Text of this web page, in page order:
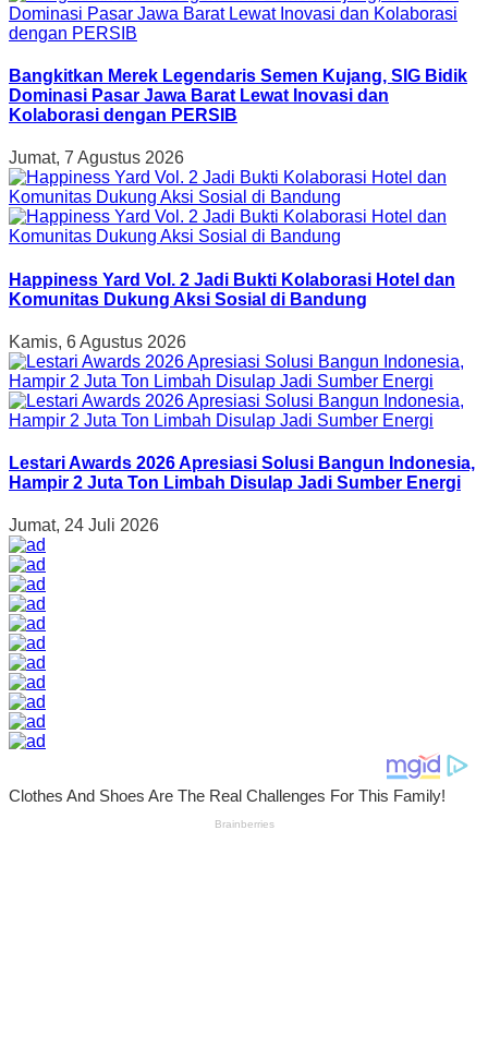
Bangkitkan Merek Legendaris Semen Kujang, SIG Bidik
Dominasi Pasar Jawa Barat Lewat Inovasi dan
Kolaborasi dengan PERSIB
Jumat, 7 Agustus 2026
Happiness Yard Vol. 2 Jadi Bukti Kolaborasi Hotel dan
Komunitas Dukung Aksi Sosial di Bandung
Kamis, 6 Agustus 2026
Lestari Awards 2026 Apresiasi Solusi Bangun Indonesia,
Hampir 2 Juta Ton Limbah Disulap Jadi Sumber Energi
Jumat, 24 Juli 2026